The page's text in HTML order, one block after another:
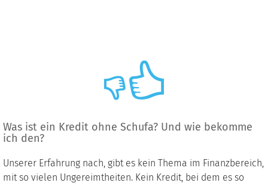
Was ist ein Kredit ohne Schufa? Und wie bekomme
ich den?
Unserer Erfahrung nach, gibt es kein Thema im Finanzbereich,
mit so vielen Ungereimtheiten. Kein Kredit, bei dem es so